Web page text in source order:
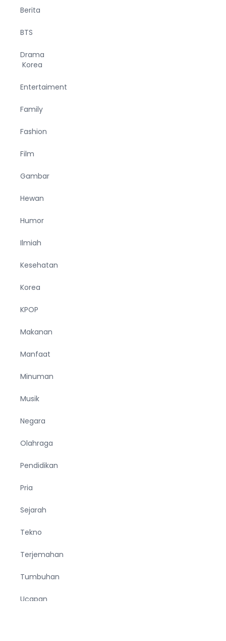
Berita
BTS
Drama
Korea
Entertaiment
Family
Fashion
Film
Gambar
Hewan
Humor
Ilmiah
Kesehatan
Korea
KPOP
Makanan
Manfaat
Minuman
Musik
Negara
Olahraga
Pendidikan
Pria
Sejarah
Tekno
Terjemahan
Tumbuhan
Ucapan